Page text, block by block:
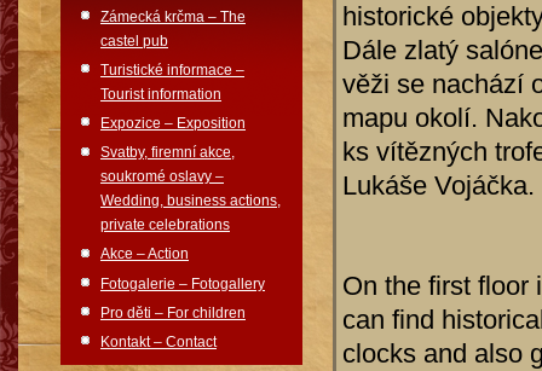
Zámecká krčma – The
castel pub
Turistické informace –
Tourist information
Expozice – Exposition
Svatby, firemní akce,
soukromé oslavy –
Wedding, business actions,
private celebrations
Akce – Action
Fotogalerie – Fotogallery
Pro děti – For children
Kontakt – Contact
historické
Dále zlatý
věži se nachází
mapu okolí.
ks vítězných
Lukáše Vojáčka.
On the first floor
can find
clocks and also